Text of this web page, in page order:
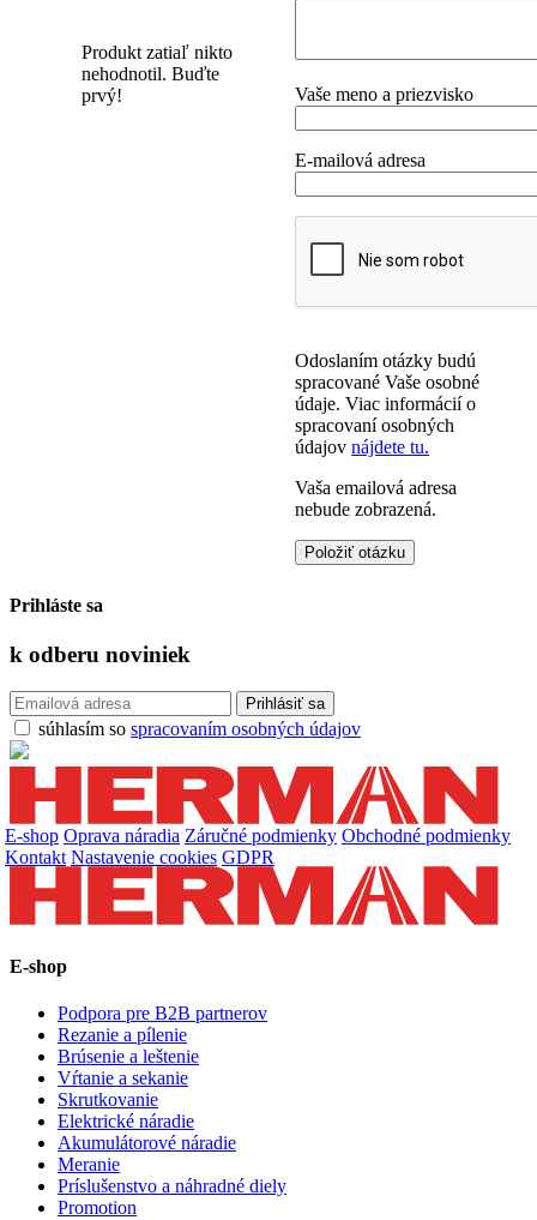
Produkt zatiaľ nikto
nehodnotil. Buďte
prvý!
Vaše meno a priezvisko
E-mailová adresa
Odoslaním otázky budú
spracované Vaše osobné
údaje. Viac informácií o
spracovaní osobných
údajovnájdete tu.
Vaša emailová adresa
nebude zobrazená.
Prihláste sa
k odberu noviniek
súhlasím so spracovaním osobných údajov
E-shop Oprava náradia Záručné podmienky Obchodné podmienky
Kontakt Nastavenie cookies GDPR
E-shop
Podpora pre B2B partnerov
Rezanie a pílenie
Brúsenie a leštenie
Vŕtanie a sekanie
Skrutkovanie
Elektrické náradie
Akumulátorové náradie
Meranie
Príslušenstvo a náhradné diely
Promotion